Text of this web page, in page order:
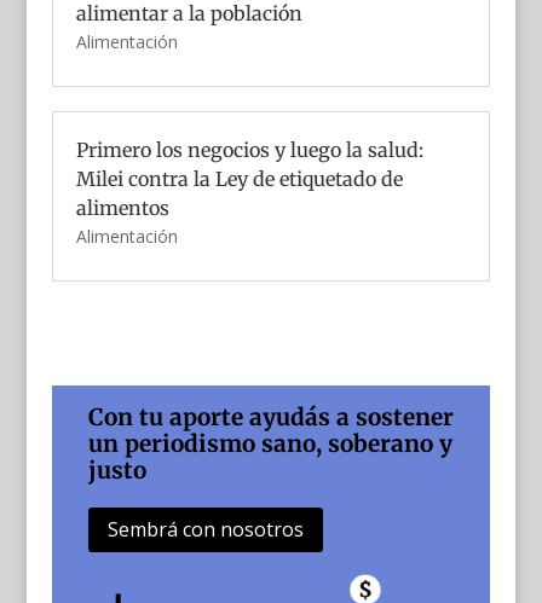
alimentar a la población
Alimentación
Primero los negocios y luego la salud:
Milei contra la Ley de etiquetado de
alimentos
Alimentación
Con tu aporte ayudás a sostener
un periodismo sano, soberano y
justo
Sembrá con nosotros